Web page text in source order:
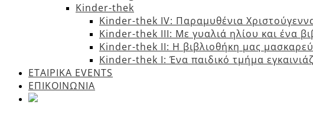
Kinder-thek
Kinder-thek IV: Παραμυθένια
Κinder-thek III: Με γυαλιά ηλίου και ένα
Κinder-thek II: Η βιβλιοθήκη μας
Κinder-thek I: Ένα παιδικό τμήμα
ΕΤΑΙΡΙΚΑ EVENTS
ΕΠΙΚΟΙΝΩΝΙΑ